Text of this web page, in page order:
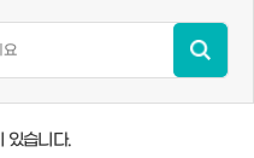
있습니다.